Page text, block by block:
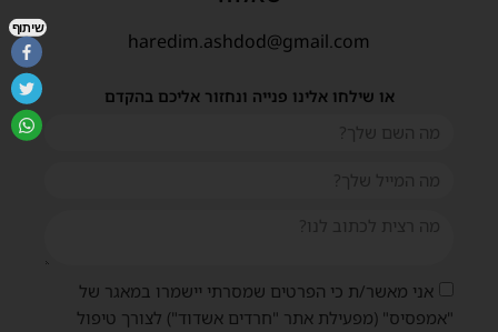
haredim.ashdod@gmail.com
או שילחו אלינו פנייה ונחזור אליכם בהקדם
אני מאשר/ת כי הפרטים שמסרתי יישמרו במאגר של
"אמפסיס" (מפעילת אתר "חרדים אשדוד") לצורך טיפול
שיתוף